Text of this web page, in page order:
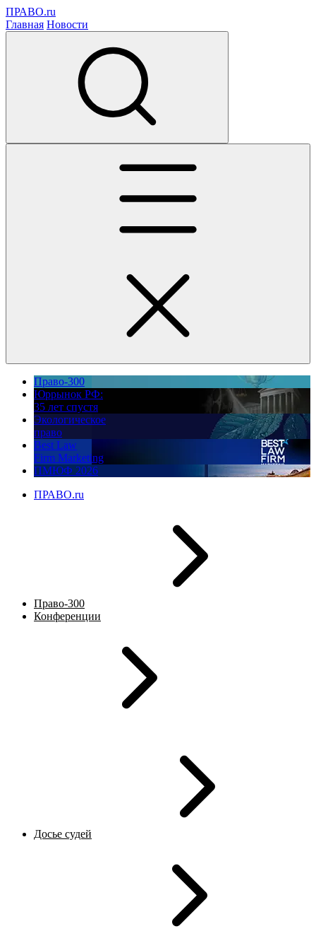
ПРАВО.ru
Главная Новости
Право-300
Юррынок РФ:
35 лет спустя
Экологическое
право
Best Law
Firm Marketing
ПМЮФ 2026
ПРАВО.ru
Право-300
Конференции
Досье судей